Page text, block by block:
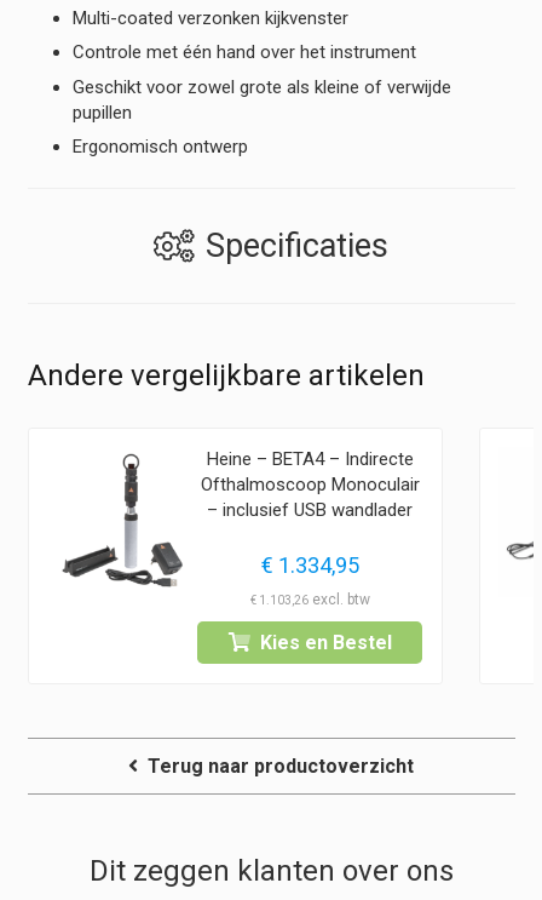
Multi-coated verzonken kijkvenster
Controle met één hand over het instrument
Geschikt voor zowel grote als kleine of verwijde
pupillen
Ergonomisch ontwerp
Specificaties
Andere vergelijkbare artikelen
Heine – BETA4 – Indirecte
Ofthalmoscoop Monoculair
– inclusief USB wandlader
€ 1.334,95
€1.103,26
Kies en Bestel
Terug naar productoverzicht
Dit zeggen klanten over ons